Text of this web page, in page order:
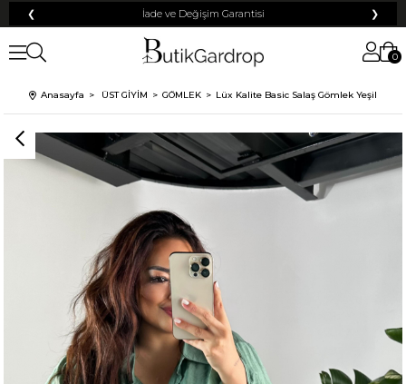
❮ Tüm Kredi Kartlarına +12 Taksit İmkanı! ❯
0
Anasayfa ÜST GİYİM GÖMLEK Lüx Kalite Basic Salaş Gömlek Yeşil